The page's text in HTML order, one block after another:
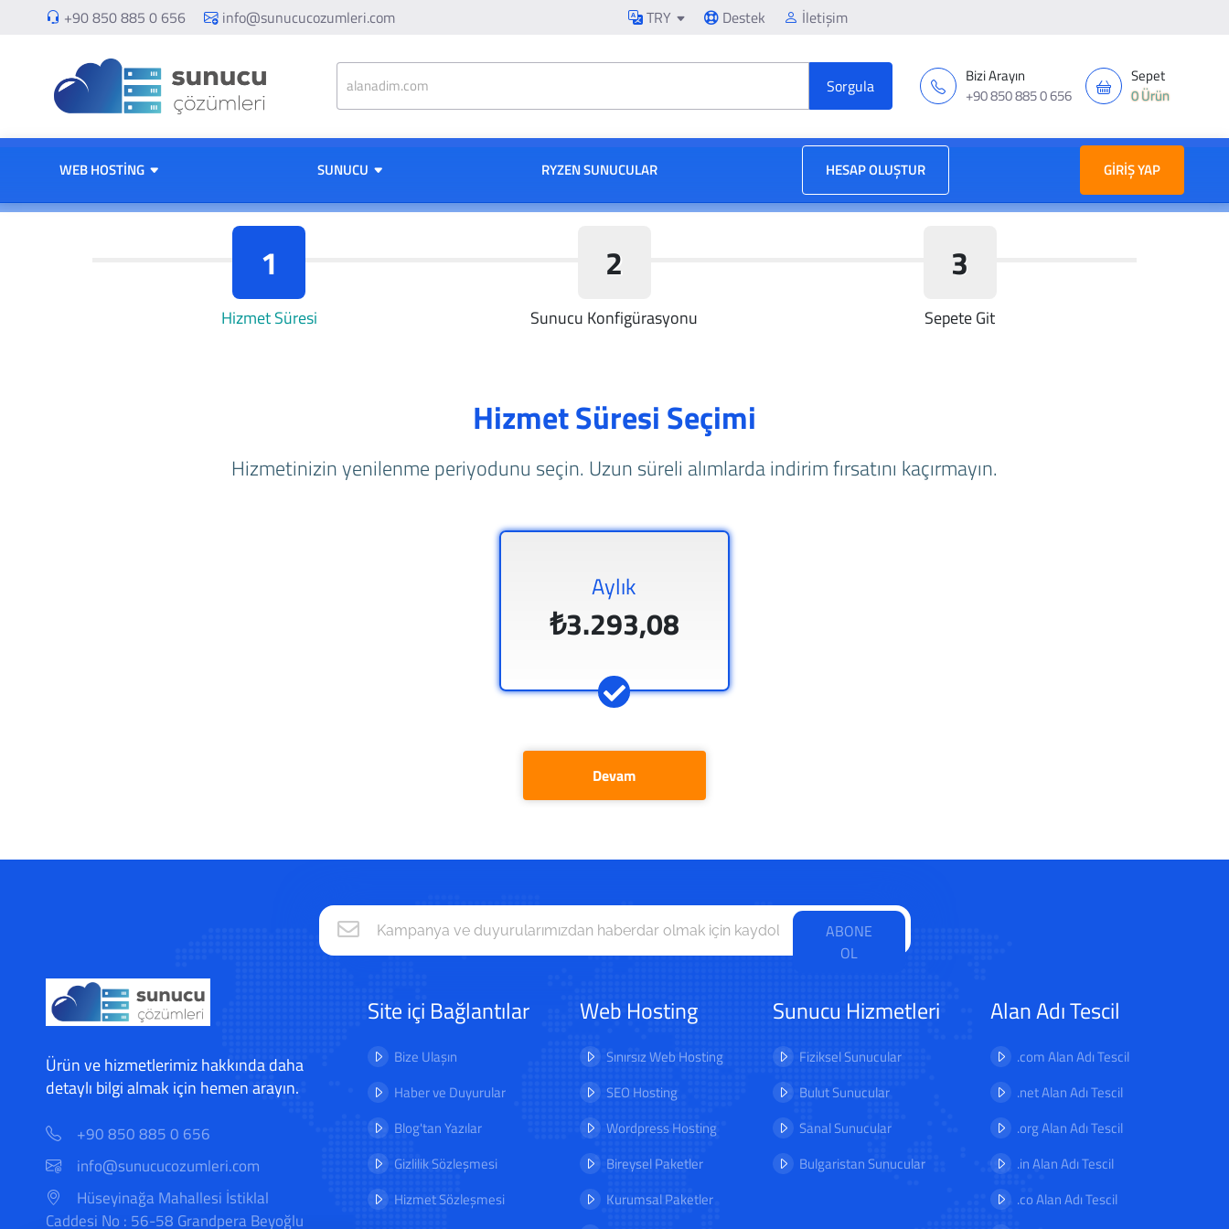
+90 850 885 0 656 info@sunucucozumleri.com TRY Destek İletişim
Bizi Arayın
+90 850 885 0 656
Sepet
0 Ürün
WEB HOSTING SUNUCU RYZEN SUNUCULAR HESAP OLUŞTUR GIRIŞ YAP
1
Hizmet Süresi
2
Sunucu Konfigürasyonu
3
Sepete Git
Hizmet Süresi Seçimi
Hizmetinizin yenilenme periyodunu seçin. Uzun süreli alımlarda indirim fırsatını kaçırmayın.
Aylık
₺3.293,08
Devam
ABONE
OL
Ürün ve hizmetlerimiz hakkında daha
detaylı bilgi almak için hemen arayın.
+90 850 885 0 656
info@sunucucozumleri.com
Hüseyinağa Mahallesi İstiklal
Caddesi No : 56-58 Grandpera Beyoğlu
Site içi Bağlantılar
Bize Ulaşın
Haber ve Duyurular
Blog'tan Yazılar
Gizlilik Sözleşmesi
Hizmet Sözleşmesi
Web Hosting
Sınırsız Web Hosting
SEO Hosting
Wordpress Hosting
Bireysel Paketler
Kurumsal Paketler
Sunucu Hizmetleri
Fiziksel Sunucular
Bulut Sunucular
Sanal Sunucular
Bulgaristan Sunucular
Alan Adı Tescil
.com Alan Adı Tescil
.net Alan Adı Tescil
.org Alan Adı Tescil
.in Alan Adı Tescil
.co Alan Adı Tescil